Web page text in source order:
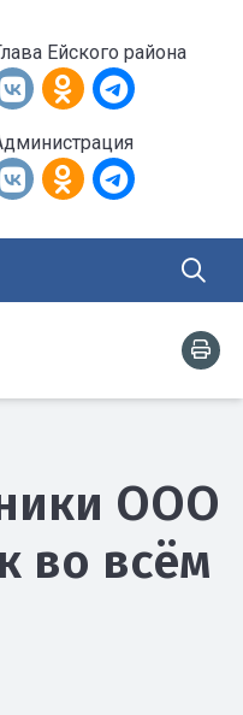
Ейского района
ООО
во всём